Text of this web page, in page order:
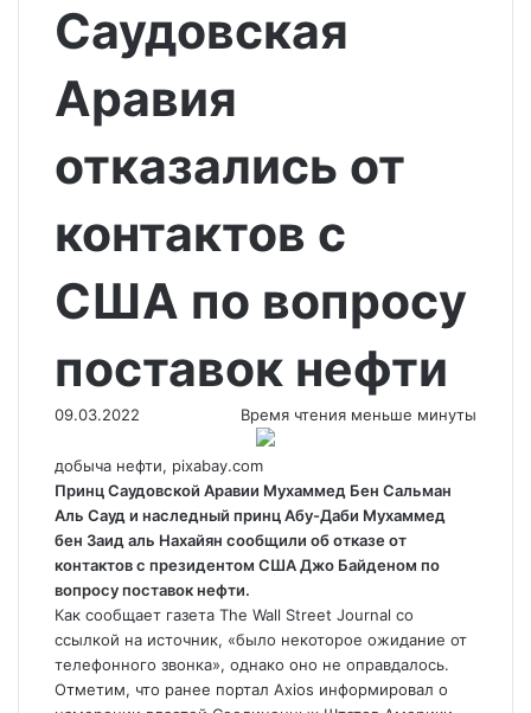
Саудовская
Аравия
отказались от
контактов с
США по вопросу
поставок нефти
09.03.2022 Время чтения меньше минуты
добыча нефти, pixabay.com
Принц Саудовской Аравии Мухаммед Бен Сальман
Аль Сауд и наследный принц Абу-Даби Мухаммед
бен Заид аль Нахайян сообщили об отказе от
контактов с президентом США Джо Байденом по
вопросу поставок нефти.
Как сообщает газета The Wall Street Journal со
ссылкой на источник, «было некоторое ожидание от
телефонного звонка», однако оно не оправдалось.
Отметим, что ранее портал Axios информировал о